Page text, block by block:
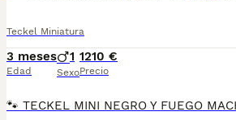
Teckel Miniatura
3 meses
Edad
1
Sexo
1210 €
Precio